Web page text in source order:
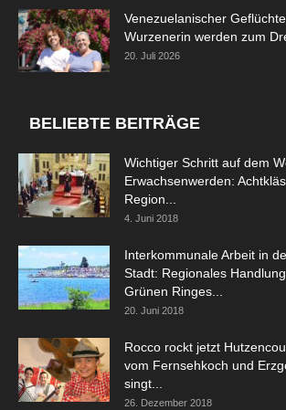
Venezuelanischer
Wurzenerin werden zum
20. Juli 2026
BELIEBTE BEITRÄGE
Wichtiger Schritt auf dem
Erwachsenwerden:
Region...
4. Juni 2018
Interkommunale Arbeit in
Stadt: Regionales
Grünen Ringes...
20. Juni 2018
Rocco rockt jetzt
vom Fernsehkoch und
singt...
26. Dezember 2018